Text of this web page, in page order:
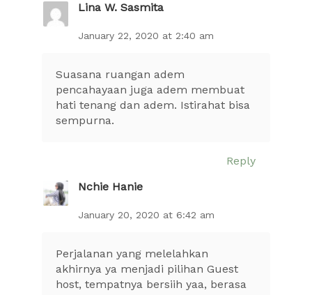
Lina W. Sasmita
January 22, 2020 at 2:40 am
Suasana ruangan adem
pencahayaan juga adem membuat
hati tenang dan adem. Istirahat bisa
sempurna.
Reply
Nchie Hanie
January 20, 2020 at 6:42 am
Perjalanan yang melelahkan
akhirnya ya menjadi pilihan Guest
host, tempatnya bersiih yaa, berasa